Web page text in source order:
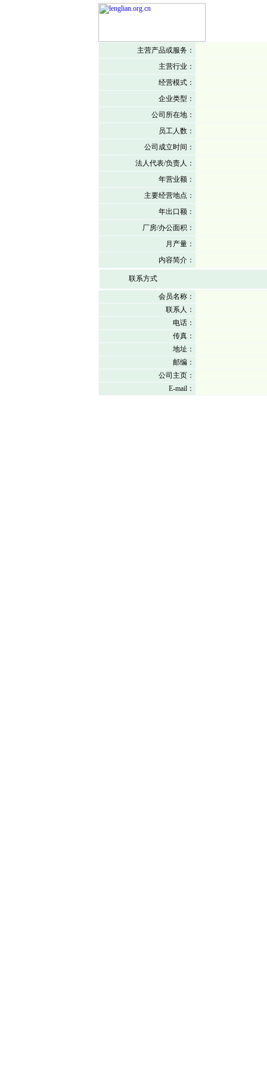
主营产品或服务：
主营行业：
经营模式：
企业类型：
公司所在地：
员工人数：
公司成立时间：
法人代表/负责人：
年营业额：
主要经营地点：
年出口额：
厂房/办公面积：
月产量：
内容简介：
联系方式
会员名称：
联系人：
电话：
传真：
地址：
邮编：
公司主页：
E-mail：